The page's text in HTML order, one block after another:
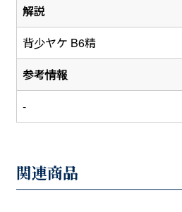
解説
背少ヤケ B6精
参考情報
-
関連商品